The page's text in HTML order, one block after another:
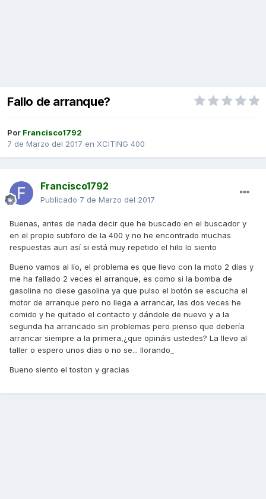
Fallo de arranque?
Por Francisco1792
7 de Marzo del 2017 en XCITING 400
Francisco1792
Publicado 7 de Marzo del 2017
Buenas, antes de nada decir que he buscado en el buscador y
en el propio subforo de la 400 y no he encontrado muchas
respuestas aun así si está muy repetido el hilo lo siento
Bueno vamos al lío, el problema es que llevo con la moto 2 días y
me ha fallado 2 veces el arranque, es como si la bomba de
gasolina no diese gasolina ya que pulso el botón se escucha el
motor de arranque pero no llega a arrancar, las dos veces he
comido y he quitado el contacto y dándole de nuevo y a la
segunda ha arrancado sin problemas pero pienso que debería
arrancar siempre a la primera,¿que opináis ustedes? La llevo al
taller o espero unos días o no se... llorando_
Bueno siento el toston y gracias